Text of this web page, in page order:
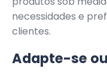
necessidades e
clientes.
Adapte-se